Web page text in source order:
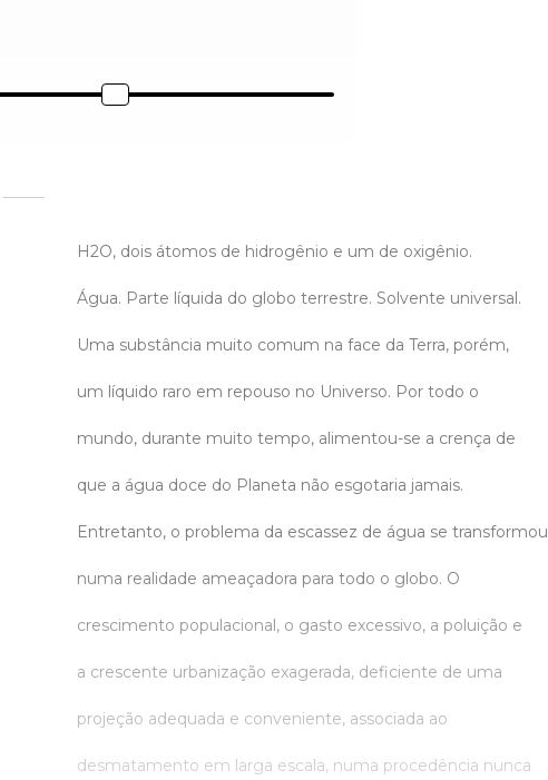
H2O, dois átomos de hidrogênio e um de oxigênio.
Água. Parte líquida do globo terrestre. Solvente universal.
Uma substância muito comum na face da Terra, porém,
um líquido raro em repouso no Universo. Por todo o
mundo, durante muito tempo, alimentou-se a crença de
que a água doce do Planeta não esgotaria jamais.
Entretanto, o problema da escassez de água se transformou
numa realidade ameaçadora para todo o globo. O
crescimento populacional, o gasto excessivo, a poluição e
a crescente urbanização exagerada, deficiente de uma
projeção adequada e conveniente, associada ao
desmatamento em larga escala, numa procedência nunca